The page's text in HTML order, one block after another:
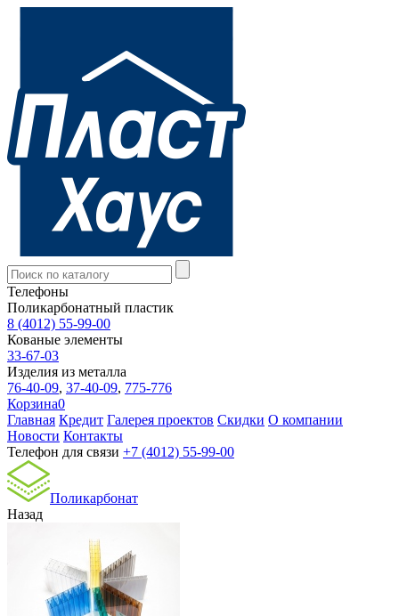
Телефоны
Поликарбонатный пластик
8 (4012) 55-99-00
Кованые элементы
33-67-03
Изделия из металла
76-40-09, 37-40-09, 775-776
Корзина0
Главная Кредит Галерея проектов Скидки О компании
Новости Контакты
Телефон для связи +7 (4012) 55-99-00
Поликарбонат
Назад